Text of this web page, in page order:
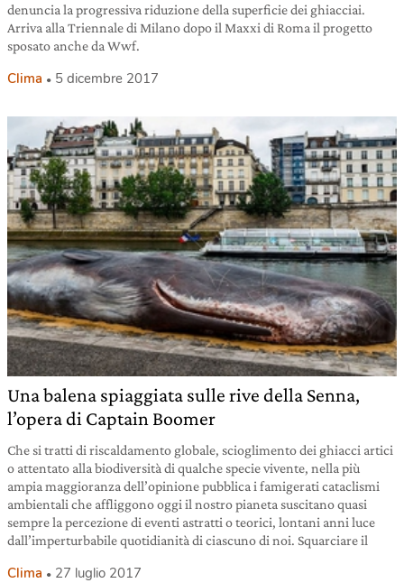
denuncia la progressiva riduzione della superficie dei ghiacciai.
Arriva alla Triennale di Milano dopo il Maxxi di Roma il progetto
sposato anche da Wwf.
Clima 5 dicembre 2017
Una balena spiaggiata sulle rive della Senna,
l’opera di Captain Boomer
Che si tratti di riscaldamento globale, scioglimento dei ghiacci artici
o attentato alla biodiversità di qualche specie vivente, nella più
ampia maggioranza dell’opinione pubblica i famigerati cataclismi
ambientali che affliggono oggi il nostro pianeta suscitano quasi
sempre la percezione di eventi astratti o teorici, lontani anni luce
dall’imperturbabile quotidianità di ciascuno di noi. Squarciare il
Clima 27 luglio 2017